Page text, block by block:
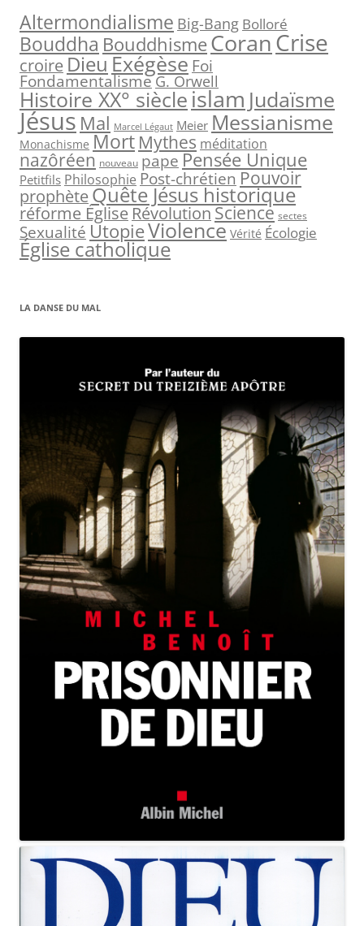
r
c
h
e
r
:
Altermondialisme Big-Bang Bolloré
Bouddha BouddhismeCoranCrise
croire DieuExégèse Foi
Fondamentalisme G. Orwell
Histoire XX° siècleislam Judaïsme
Jésus Mal Marcel Légaut Meier Messianisme
Monachisme Mort Mythes méditation
nazôréen nouveau papePensée Unique
Petitfils Philosophie Post-chrétien Pouvoir
prophèteQuête Jésus historique
réforme Église RévolutionScience sectes
Sexualité UtopieViolence Vérité Écologie
Église catholique
LA DANSE DU MAL